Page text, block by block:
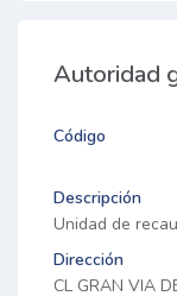
Autoridad
Código
Descripción
Unidad de
Dirección
CL GRAN VIA